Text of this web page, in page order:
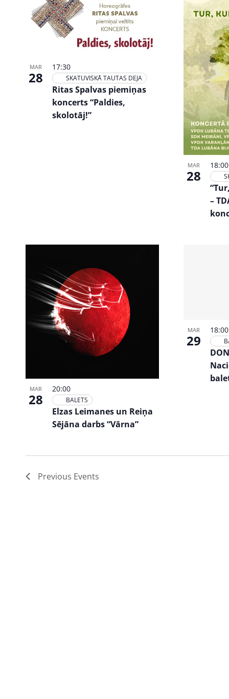
MAR
28
Ritas Spalvas piemiņas
koncerts “Paldies,
skolotāj!”
17:30
SKATUVISKĀ TAUTAS DEJA
MAR
28
–
18:00
MAR
28
Elzas Leimanes un Reiņa
Sējāna darbs “Vārna”
20:00
BALETS
MAR
29
Previous Events